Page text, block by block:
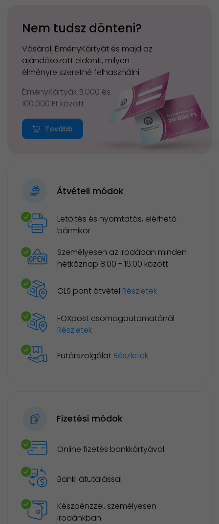
Nem tudsz dönteni?
Vásárolj ÉlményKártyát és majd az
ajándékozott eldönti, milyen
élményre szeretné felhasználni.
ÉlményKártyák 5.000 és
100.000 Ft között
Tovább
Átvételi módok
Letöltés és nyomtatás, elérhető
bármikor
Személyesen az irodában minden
hétköznap 8:00 - 16:00 között
GLS pont átvétel Részletek
FOXpost csomagautomatánál
Részletek
Futárszolgálat Részletek
Fizetési módok
Online fizetés bankkártyával
Banki átutalással
Készpénzzel, személyesen
irodánkban